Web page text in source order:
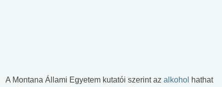
A Montana Állami Egyetem kutatói szerint az alkohol hathat